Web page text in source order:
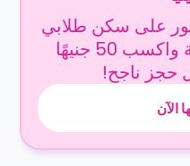
على سكن طلابي
يحبونه حقًا! قم بالإحالة واكسب 50 جنيهًا
حجز ناجح!
الآن